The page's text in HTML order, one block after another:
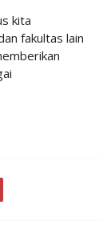
kita
fakultas lain